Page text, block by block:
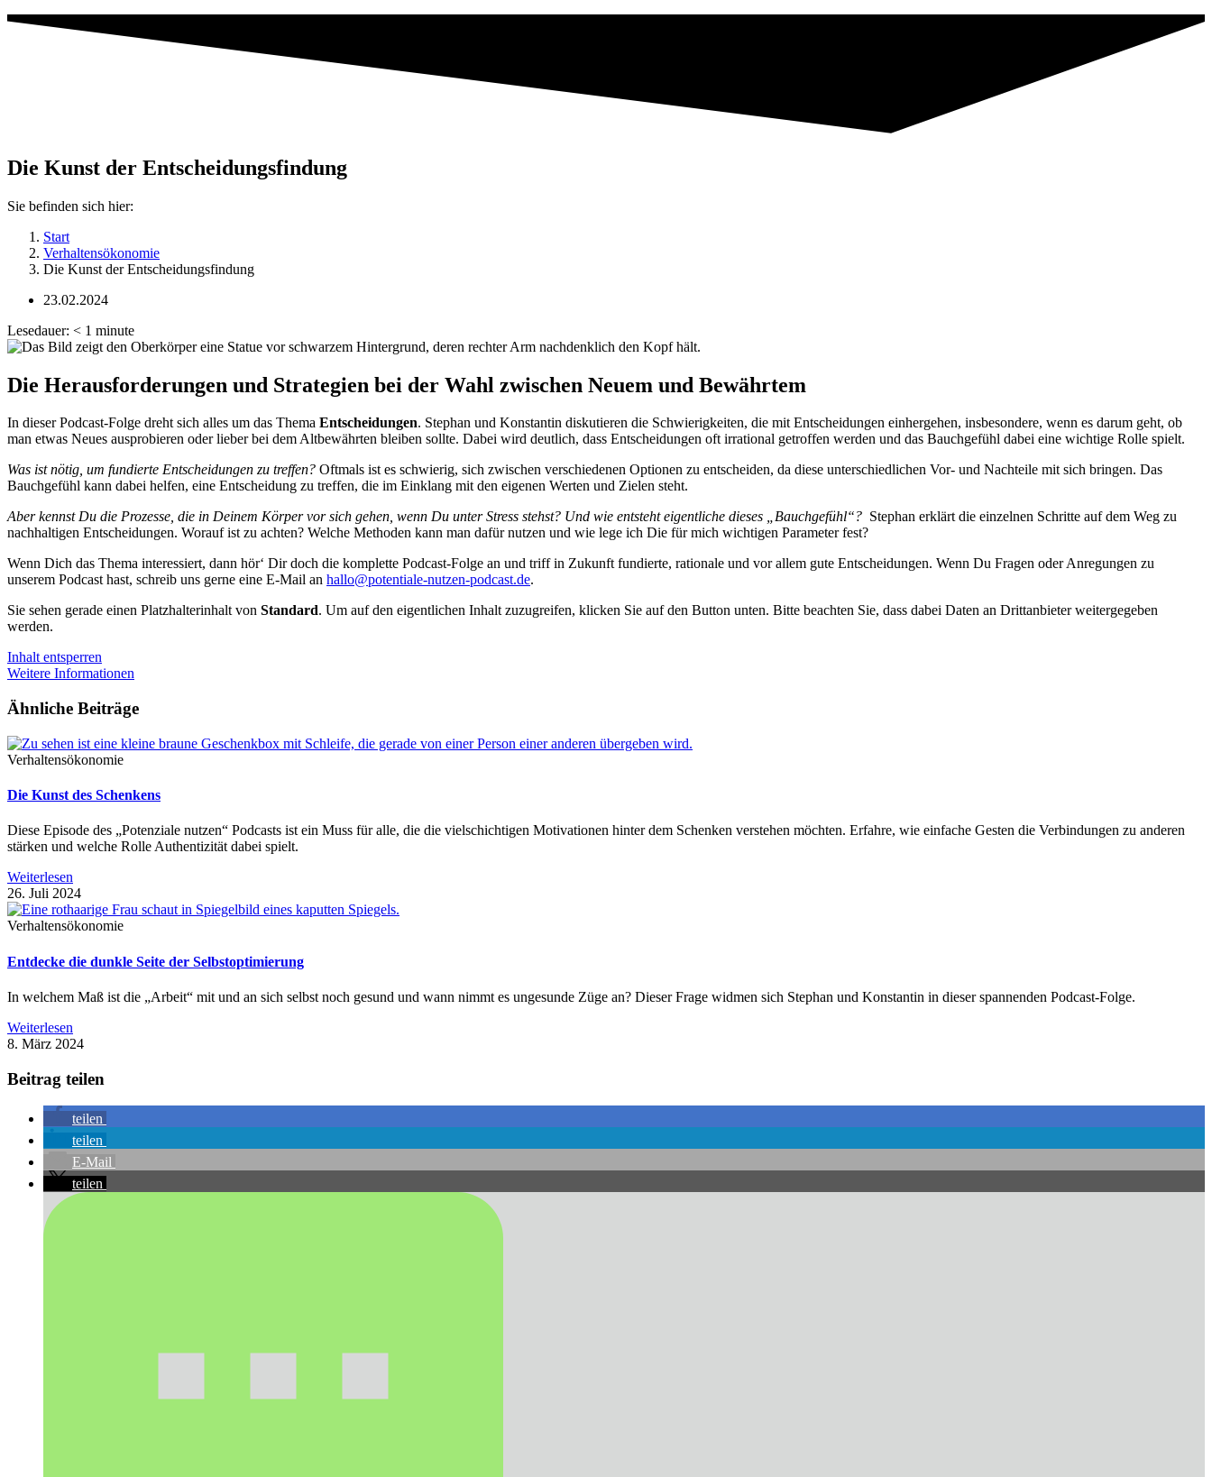
Die Kunst der Entscheidungsfindung
Sie befinden sich hier:
Start
Verhaltensökonomie
Die Kunst der Entscheidungsfindung
23.02.2024
Lesedauer: < 1 minute
Die Herausforderungen und Strategien bei der Wahl zwischen Neuem und Bewährtem
In dieser Podcast-Folge dreht sich alles um das Thema Entscheidungen. Stephan und Konstantin diskutieren die Schwierigkeiten, die mit Entscheidungen einhergehen, insbesondere, wenn es darum geht, ob
man etwas Neues ausprobieren oder lieber bei dem Altbewährten bleiben sollte. Dabei wird deutlich, dass Entscheidungen oft irrational getroffen werden und das Bauchgefühl dabei eine wichtige Rolle spielt.
Was ist nötig, um fundierte Entscheidungen zu treffen? Oftmals ist es schwierig, sich zwischen verschiedenen Optionen zu entscheiden, da diese unterschiedlichen Vor- und Nachteile mit sich bringen. Das
Bauchgefühl kann dabei helfen, eine Entscheidung zu treffen, die im Einklang mit den eigenen Werten und Zielen steht.
Aber kennst Du die Prozesse, die in Deinem Körper vor sich gehen, wenn Du unter Stress stehst? Und wie entsteht eigentliche dieses „Bauchgefühl“? Stephan erklärt die einzelnen Schritte auf dem Weg zu
nachhaltigen Entscheidungen. Worauf ist zu achten? Welche Methoden kann man dafür nutzen und wie lege ich Die für mich wichtigen Parameter fest?
Wenn Dich das Thema interessiert, dann hör‘ Dir doch die komplette Podcast-Folge an und triff in Zukunft fundierte, rationale und vor allem gute Entscheidungen. Wenn Du Fragen oder Anregungen zu
unserem Podcast hast, schreib uns gerne eine E-Mail an hallo@potentiale-nutzen-podcast.de.
Sie sehen gerade einen Platzhalterinhalt von Standard. Um auf den eigentlichen Inhalt zuzugreifen, klicken Sie auf den Button unten. Bitte beachten Sie, dass dabei Daten an Drittanbieter weitergegeben
werden.
Inhalt entsperren
Weitere Informationen
Ähnliche Beiträge
Verhaltensökonomie
Die Kunst des Schenkens
Diese Episode des „Potenziale nutzen“ Podcasts ist ein Muss für alle, die die vielschichtigen Motivationen hinter dem Schenken verstehen möchten. Erfahre, wie einfache Gesten die Verbindungen zu anderen
stärken und welche Rolle Authentizität dabei spielt.
Weiterlesen
26. Juli 2024
Verhaltensökonomie
Entdecke die dunkle Seite der Selbstoptimierung
In welchem Maß ist die „Arbeit“ mit und an sich selbst noch gesund und wann nimmt es ungesunde Züge an? Dieser Frage widmen sich Stephan und Konstantin in dieser spannenden Podcast-Folge.
Weiterlesen
8. März 2024
Beitrag teilen
teilen
teilen
E-Mail
teilen